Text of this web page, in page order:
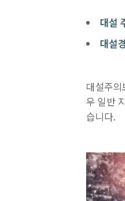
대설
대설
대설주
우 일반
습니다.